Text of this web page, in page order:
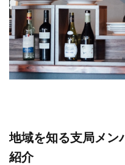
地域を知る支局メン
紹介